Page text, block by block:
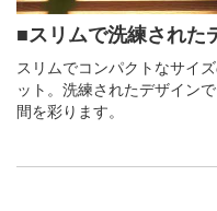
■スリムで洗練された
スリムでコンパクトなサイ
ット。洗練されたデザイン
間を彩ります。